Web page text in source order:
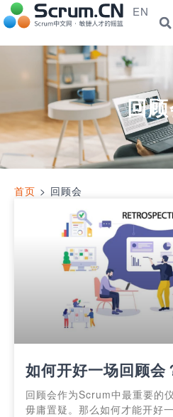
EN
回
首页 > 回顾会
如何开好一场回顾会
回顾会作为Scrum中最重要的
毋庸置疑。那么如何才能开好